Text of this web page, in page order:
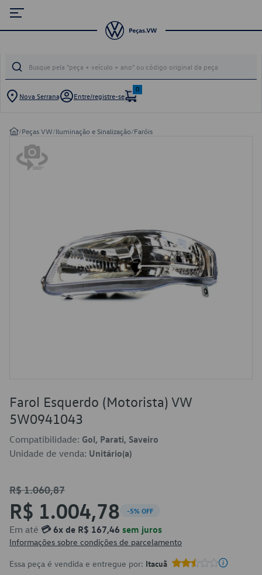
Nova Serrana Entre/registre-se
0
/Peças VW/Iluminação e Sinalização/Faróis
Farol Esquerdo (Motorista) VW
5W0941043
Compatibilidade: Gol, Parati, Saveiro
Unidade de venda: Unitário(a)
R$ 1.060,87
R$ 1.004,78 -5% OFF
Em até 💳 6x de R$ 167,46 sem juros
Informações sobre condições de parcelamento
Essa peça é vendida e entregue por: Itacuã